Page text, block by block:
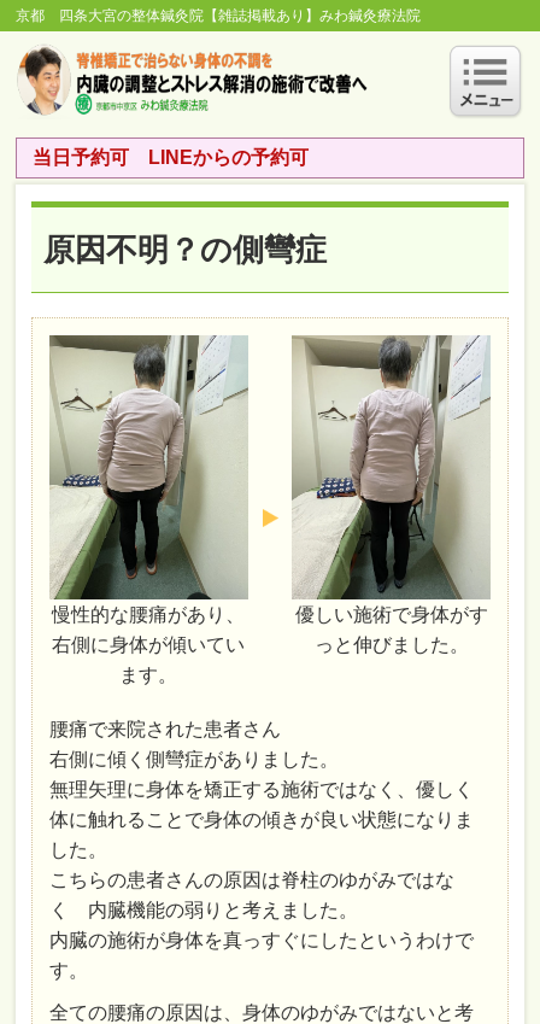
京都 四条大宮の整体鍼灸院【雑誌掲載あり】みわ鍼灸療法院
当日予約可 LINEからの予約可
原因不明？の側彎症
慢性的な腰痛があり、
右側に身体が傾いてい
ます。
優しい施術で身体がす
っと伸びました。
腰痛で来院された患者さん
右側に傾く側彎症がありました。
無理矢理に身体を矯正する施術ではなく、優しく
体に触れることで身体の傾きが良い状態になりま
した。
こちらの患者さんの原因は脊柱のゆがみではな
く 内臓機能の弱りと考えました。
内臓の施術が身体を真っすぐにしたというわけで
す。
全ての腰痛の原因は、身体のゆがみではないと考